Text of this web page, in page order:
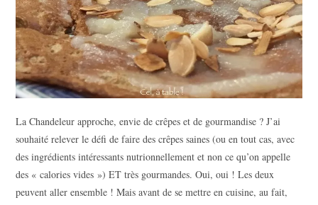
La Chandeleur approche, envie de crêpes et de gourmandise ? J’ai
souhaité relever le défi de faire des crêpes saines (ou en tout cas, avec
des ingrédients intéressants nutrionnellement et non ce qu’on appelle
des « calories vides ») ET très gourmandes. Oui, oui ! Les deux
peuvent aller ensemble ! Mais avant de se mettre en cuisine, au fait,